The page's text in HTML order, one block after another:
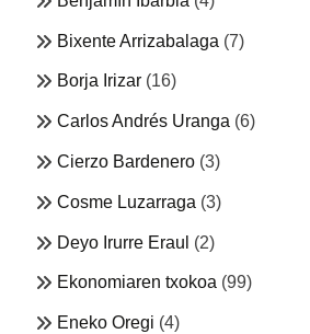
Bixente Arrizabalaga (7)
Borja Irizar (16)
Carlos Andrés Uranga (6)
Cierzo Bardenero (3)
Cosme Luzarraga (3)
Deyo Irurre Eraul (2)
Ekonomiaren txokoa (99)
Eneko Oregi (4)